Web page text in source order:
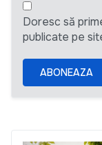
Doresc să
publicate pe
ABONEAZA